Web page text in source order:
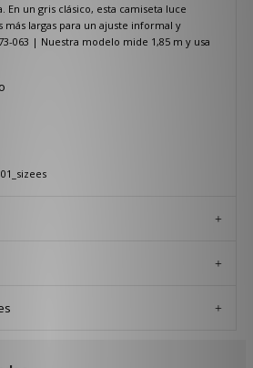
un gris clásico, esta camiseta luce
más largas para un ajuste informal y
063 | Nuestra modelo mide 1,85 m y usa